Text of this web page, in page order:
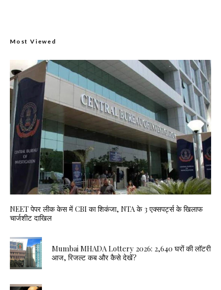
Most Viewed
NEET पेपर लीक केस में CBI का शिकंजा, NTA के 3 एक्सपर्ट्स के खिलाफ
चार्जशीट दाखिल
Mumbai MHADA Lottery 2026: 2,640 घरों की लॉटरी
आज, रिजल्ट कब और कैसे देखें?